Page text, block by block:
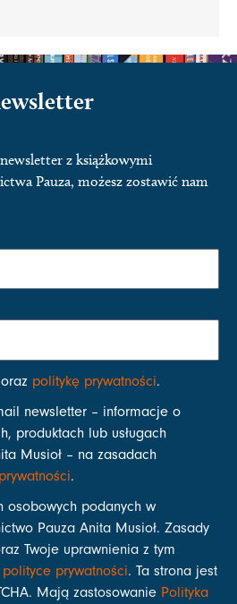
z książkowymi
Pauza, możesz zostawić nam
oraz politykę prywatności.
newsletter – informacje o
produktach lub usługach
Musioł – na zasadach
.
osobowych podanych w
Pauza Anita Musioł. Zasady
Twoje uprawnienia z tym
polityce prywatności. Ta strona jest
Mają zastosowanie Polityka